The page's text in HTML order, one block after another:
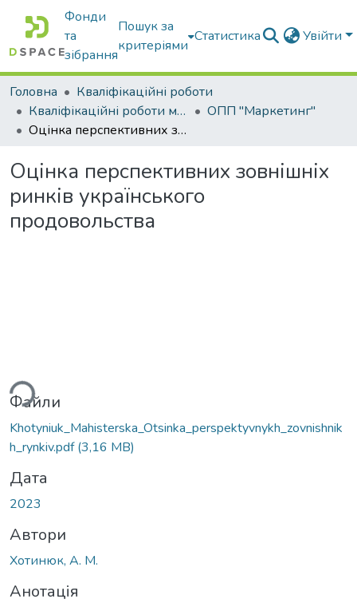
Фонди
та
зібрання
Пошук за
критеріями
Статистика Увійти
Головна
Кваліфікаційні роботи
Кваліфікаційні роботи магістрів
ОПП "Маркетинг"
Оцінка перспективних зовнішніх ринків українського продовольства
Оцінка перспективних зовнішніх
ринків українського
продовольства
Файли
Khotyniuk_Mahisterska_Otsinka_perspektyvnykh_zovnishnik
h_rynkiv.pdf(3,16 MB)
Дата
2023
Автори
Хотинюк, А. М.
Анотація